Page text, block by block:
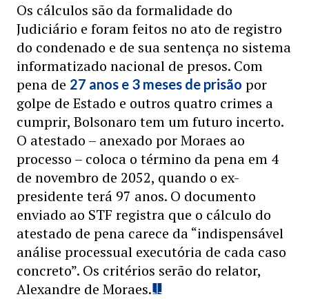
Os cálculos são da formalidade do
Judiciário e foram feitos no ato de registro
do condenado e de sua sentença no sistema
informatizado nacional de presos. Com
pena de 27 anos e 3 meses de prisão por
golpe de Estado e outros quatro crimes a
cumprir, Bolsonaro tem um futuro incerto.
O atestado – anexado por Moraes ao
processo – coloca o término da pena em 4
de novembro de 2052, quando o ex-
presidente terá 97 anos. O documento
enviado ao STF registra que o cálculo do
atestado de pena carece da “indispensável
análise processual executória de cada caso
concreto”. Os critérios serão do relator,
Alexandre de Moraes.